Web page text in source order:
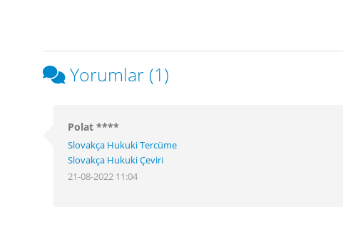
Yorumlar (1)
Polat ****
Slovakça Hukuki Tercüme
Slovakça Hukuki Çeviri
21-08-2022 11:04